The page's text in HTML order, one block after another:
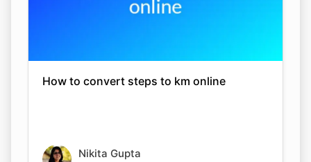
How to convert steps to km online
Nikita Gupta